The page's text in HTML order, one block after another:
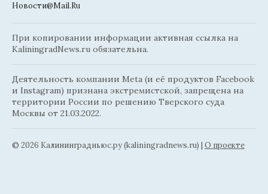
Новости@Mail.Ru
При копировании информации активная ссылка на
KaliningradNews.ru обязательна.
Деятельность компании Meta (и её продуктов Facebook
и Instagram) признана экстремистской, запрещена на
территории России по решению Тверского суда
Москвы от 21.03.2022.
© 2026 Калининградньюc.ру (kaliningradnews.ru) | О проекте